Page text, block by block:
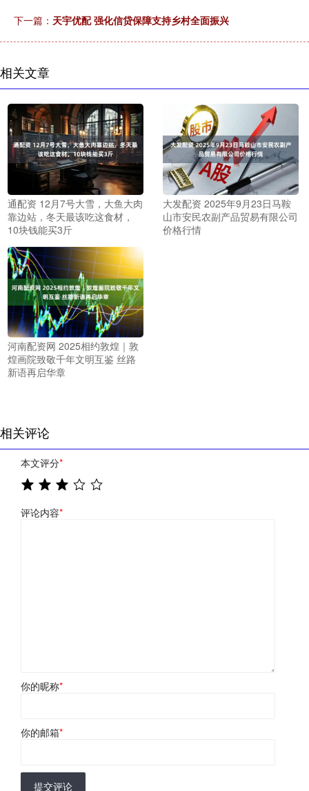
下一篇： 天宇优配 强化信贷保障支持乡村全面振兴
相关文章
通配资 12月7号大雪，大鱼大肉
靠边站，冬天最该吃这食材，
10块钱能买3斤
大发配资 2025年9月23日马鞍
山市安民农副产品贸易有限公司
价格行情
河南配资网 2025相约敦煌｜敦
煌画院致敬千年文明互鉴 丝路
新语再启华章
相关评论
本文评分*
评论内容*
你的昵称*
你的邮箱*
提交评论